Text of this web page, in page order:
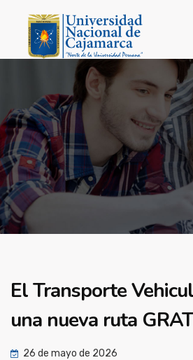
El Transporte
una nueva ruta
26 de mayo de 2026